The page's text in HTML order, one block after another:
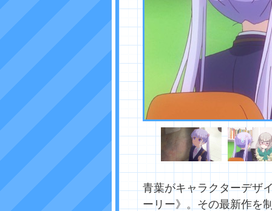
青葉がキャラクターデザ
ーリー》。その最新作を